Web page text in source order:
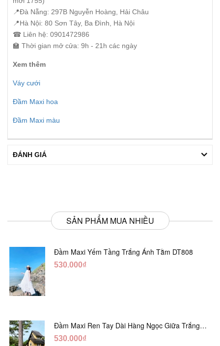
📍Đà Nẵng: 297B Nguyễn Hoàng, Hải Châu
📍Hà Nội: 80 Sơn Tây, Ba Đình, Hà Nội
☎ Liên hệ: 0901472986
🏫 Thời gian mở cửa: 9h - 21h các ngày
Xem thêm
Váy cưới
Đầm Maxi hoa
Đầm Maxi màu
ĐÁNH GIÁ
SẢN PHẨM MUA NHIỀU
Đầm Maxi Yếm Tầng Trắng Ánh Tằm DT808
530.000₫
Đầm Maxi Ren Tay Dài Hàng Ngọc Giữa Trắng
DT730
530.000₫